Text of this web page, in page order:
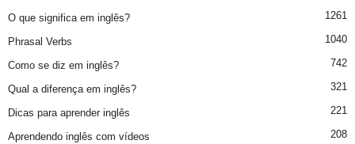
O que significa em inglês? 1261
Phrasal Verbs 1040
Como se diz em inglês? 742
Qual a diferença em inglês? 321
Dicas para aprender inglês 221
Aprendendo inglês com vídeos 208